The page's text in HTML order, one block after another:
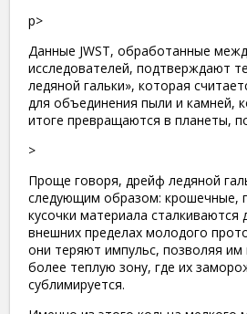
p>
Данные JWST, обработанные
исследователей, подтверждают
ледяной гальки», которая
для объединения пыли и камней,
итоге превращаются в планеты,
>
Проще говоря, дрейф ледяной
следующим образом: крошечные,
кусочки материала сталкиваются
внешних пределах молодого
они теряют импульс, позволяя им
более теплую зону, где их
сублимируется.